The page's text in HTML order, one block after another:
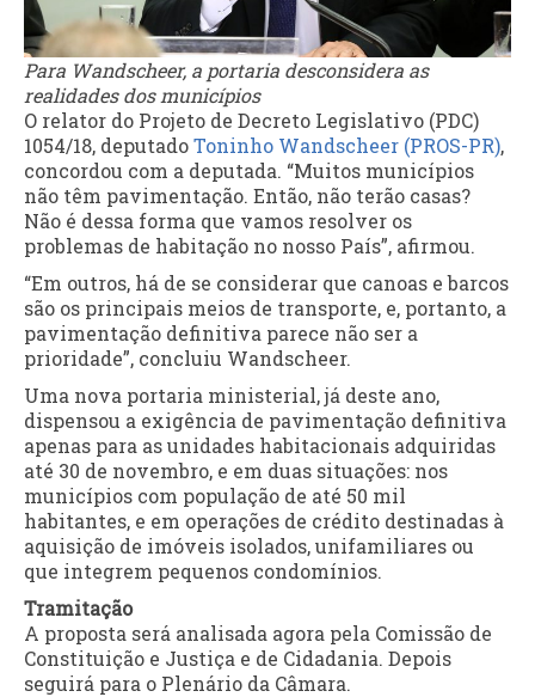
Para Wandscheer, a portaria desconsidera as
realidades dos municípios
O relator do Projeto de Decreto Legislativo (PDC)
1054/18, deputadoToninho Wandscheer (PROS-PR),
concordou com a deputada. “Muitos municípios
não têm pavimentação. Então, não terão casas?
Não é dessa forma que vamos resolver os
problemas de habitação no nosso País”, afirmou.
“Em outros, há de se considerar que canoas e barcos
são os principais meios de transporte, e, portanto, a
pavimentação definitiva parece não ser a
prioridade”, concluiu Wandscheer.
Uma nova portaria ministerial, já deste ano,
dispensou a exigência de pavimentação definitiva
apenas para as unidades habitacionais adquiridas
até 30 de novembro, e em duas situações: nos
municípios com população de até 50 mil
habitantes, e em operações de crédito destinadas à
aquisição de imóveis isolados, unifamiliares ou
que integrem pequenos condomínios.
Tramitação
A proposta será analisada agora pela Comissão de
Constituição e Justiça e de Cidadania. Depois
seguirá para o Plenário da Câmara.